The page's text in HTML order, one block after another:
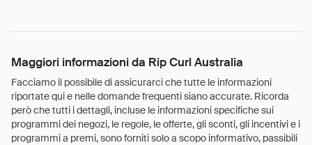
Maggiori informazioni da Rip Curl Australia
Facciamo il possibile di assicurarci che tutte le informazioni
riportate qui e nelle domande frequenti siano accurate. Ricorda
però che tutti i dettagli, incluse le informazioni specifiche sui
programmi dei negozi, le regole, le offerte, gli sconti, gli incentivi e i
programmi a premi, sono forniti solo a scopo informativo, passibili